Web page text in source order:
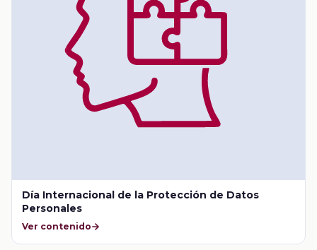
Día Internacional de la Protección de Datos
Personales
Ver contenido